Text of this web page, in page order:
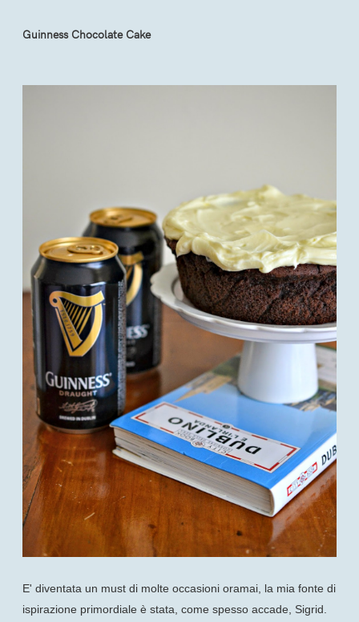
Guinness Chocolate Cake
E' diventata un must di molte occasioni oramai, la mia fonte di
ispirazione primordiale è stata, come spesso accade, Sigrid.